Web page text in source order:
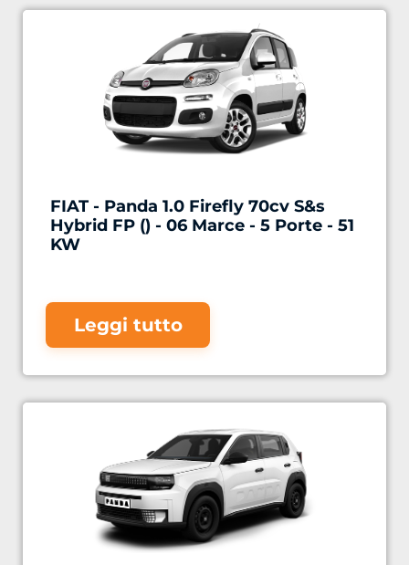
FIAT - Panda 1.0 Firefly 70cv S&s
Hybrid FP () - 06 Marce - 5 Porte - 51
KW
Leggi tutto